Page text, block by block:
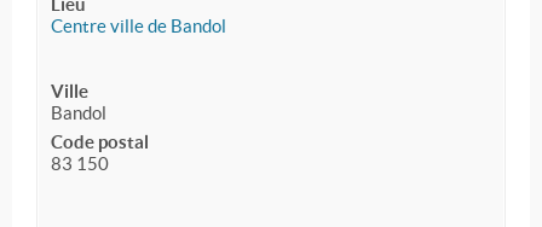
Lieu
Centre ville de Bandol
Ville
Bandol
Code postal
83 150